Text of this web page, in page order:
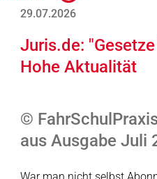
29.07.2026
Juris.de:
Hohe Aktualität
©
aus Ausgabe Juli